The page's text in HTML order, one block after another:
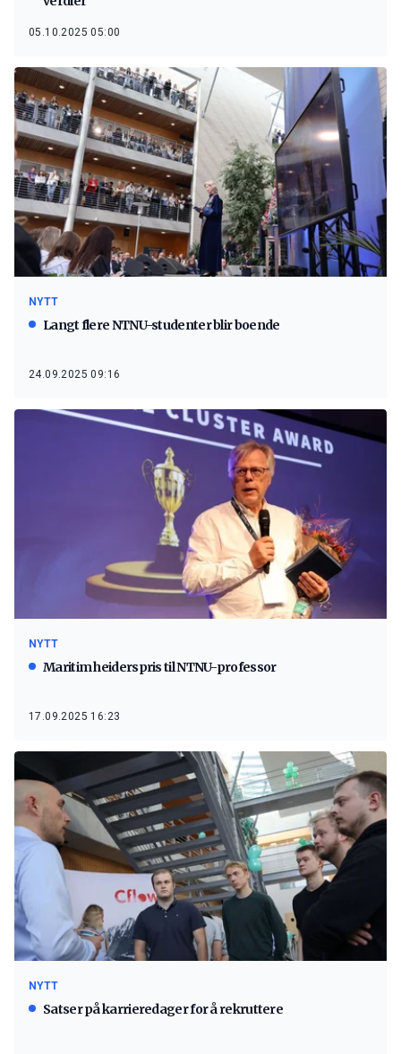
05.10.2025 05:00
NYTT
Langt flere NTNU-studenter blir boende
24.09.2025 09:16
NYTT
Maritim heiderspris til NTNU-professor
17.09.2025 16:23
NYTT
Satser på karrieredager for å rekruttere